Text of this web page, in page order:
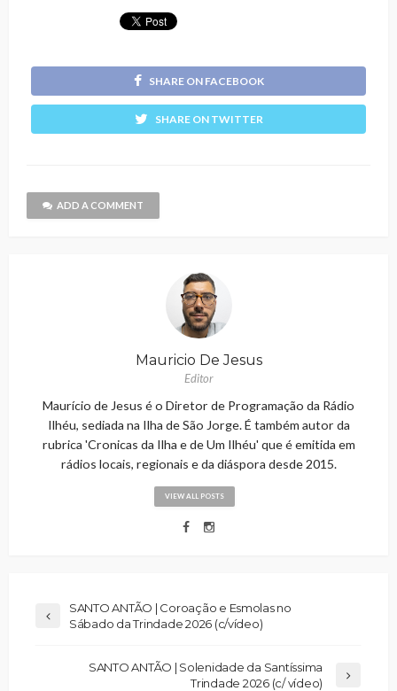
SHARE ON FACEBOOK
SHARE ON TWITTER
ADD A COMMENT
Mauricio De Jesus
Editor
Maurício de Jesus é o Diretor de Programação da Rádio
Ilhéu, sediada na Ilha de São Jorge. É também autor da
rubrica 'Cronicas da Ilha e de Um Ilhéu' que é emitida em
rádios locais, regionais e da diáspora desde 2015.
VIEW ALL POSTS
SANTO ANTÃO | Coroação e Esmolas no
Sábado da Trindade 2026 (c/vídeo)
SANTO ANTÃO | Solenidade da Santíssima
Trindade 2026 (c/ vídeo)